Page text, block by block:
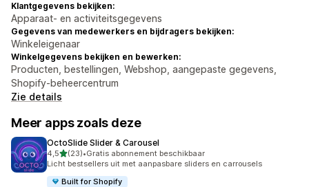
Klantgegevens bekijken:
Apparaat- en activiteitsgegevens
Gegevens van medewerkers en bijdragers bekijken:
Winkeleigenaar
Winkelgegevens bekijken en bewerken:
Producten, bestellingen, Webshop, aangepaste gegevens,
Shopify-beheercentrum
Zie details
Meer apps zoals deze
OctoSlide Slider & Carousel
4,5van 5 sterren
(23)
23 recensies in totaal
•Gratis abonnement beschikbaar
Licht bestsellers uit met aanpasbare sliders en carrousels
Built for Shopify